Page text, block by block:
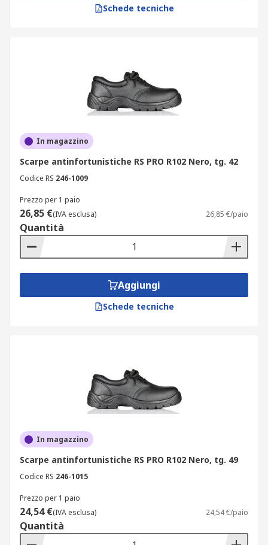
Schede tecniche
In magazzino
Scarpe antinfortunistiche RS PRO R102 Nero, tg. 42
Codice RS 246-1009
Prezzo per 1 paio
26,85 €(IVA esclusa) 26,85 €/paio
Quantità
Aggiungi
Schede tecniche
In magazzino
Scarpe antinfortunistiche RS PRO R102 Nero, tg. 49
Codice RS 246-1015
Prezzo per 1 paio
24,54 €(IVA esclusa) 24,54 €/paio
Quantità